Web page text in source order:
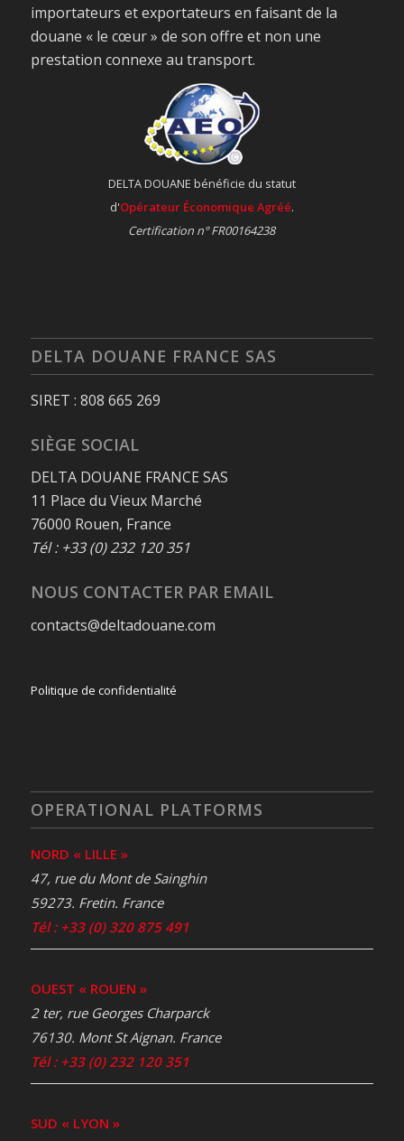
importateurs et exportateurs en faisant de la
douane « le cœur » de son offre et non une
prestation connexe au transport.
DELTA DOUANE bénéficie du statut
d'Opérateur Économique Agréé.
Certification n° FR00164238
DELTA DOUANE FRANCE SAS
SIRET : 808 665 269
SIÈGE SOCIAL
DELTA DOUANE FRANCE SAS
11 Place du Vieux Marché
76000 Rouen, France
Tél : +33 (0) 232 120 351
NOUS CONTACTER PAR EMAIL
contacts@deltadouane.com
Politique de confidentialité
OPERATIONAL PLATFORMS
NORD « LILLE »
47, rue du Mont de Sainghin
59273. Fretin. France
Tél : +33 (0) 320 875 491
OUEST « ROUEN »
2 ter, rue Georges Charparck
76130. Mont St Aignan. France
Tél : +33 (0) 232 120 351
SUD « LYON »